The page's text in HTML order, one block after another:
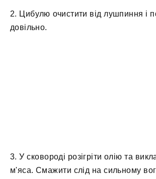
2. Цибулю очистити від лушпиння і
довільно.
3. У сковороді розігріти олію та
м'яса. Смажити слід на сильному